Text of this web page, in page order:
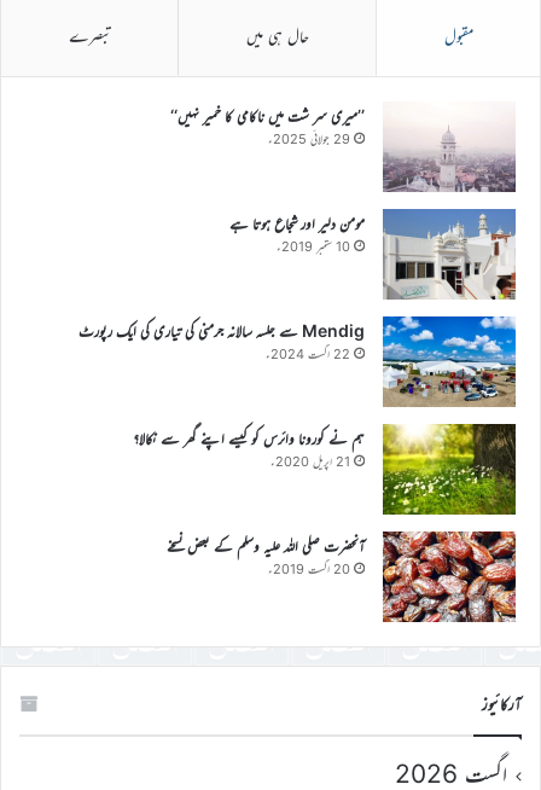
مقبول حال ہی میں تبصرے
’’میری سر شت میں ناکامی کا خمیر نہیں‘‘
29 جولائی 2025ء
مومن دلیر اور شجاع ہوتا ہے
10 ستمبر 2019ء
Mendig سے جلسہ سالانہ جرمنی کی تیاری کی ایک رپورٹ
22 اگست 2024ء
ہم نے کورونا وائرس کو کیسے اپنے گھر سے نکالا؟
21 اپریل 2020ء
آنحضرت صلی اللہ علیہ وسلم کے بعض نسخے
20 اگست 2019ء
آرکائیوز
اگست 2026